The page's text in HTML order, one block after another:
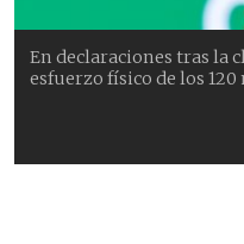
En declaraciones tras la
esfuerzo físico de los